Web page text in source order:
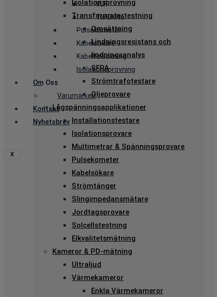
VLF
TanDelta
Pulsekometer
Kabelsökare
Kabelfelsökning
Isolationsprovning
Om Oss
Varumärken
Kontakt
Nyhetsbrev
X
Isolationsprovning
Transformatortestning
Omsättning
Lindningsresistans och
lindningsanalys
SFRA
Strömtrafotestare
Oljeprovare
Lågspänningsapplikationer
Installationstestare
Isolationsprovare
Multimetrar & Spänningsprovare
Pulsekometer
Kabelsökare
Strömtänger
Slingimpedansmätare
Jordtagsprovare
Solcellstestning
Elkvalitetsmätning
Kameror & PD-mätning
Ultraljud
Värmekameror
Enkla Värmekameror